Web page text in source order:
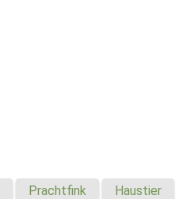
Prachtfink Haustier